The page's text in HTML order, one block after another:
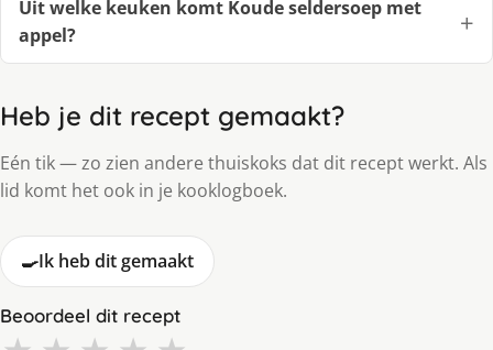
Uit welke keuken komt Koude seldersoep met
appel?
Heb je dit recept gemaakt?
Eén tik — zo zien andere thuiskoks dat dit recept werkt. Als
lid komt het ook in je kooklogboek.
🍳Ik heb dit gemaakt
Beoordeel dit recept